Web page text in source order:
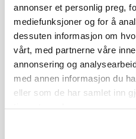
annonser et personlig preg,
mediefunksjoner og for å
dessuten informasjon om
vårt, med partnerne våre
annonsering og
med annen informasjon du
eller som de har samlet inn